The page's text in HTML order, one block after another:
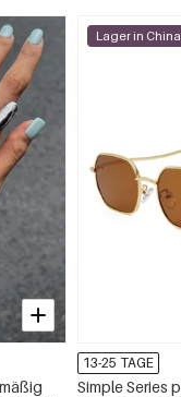
Lager in China
13-25 TAGE
Simple Series